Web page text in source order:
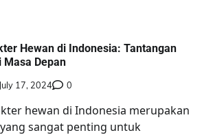
Hewan di Indonesia: Tantangan
Masa Depan
July 17, 2024 0
hewan di Indonesia merupakan
sangat penting untuk